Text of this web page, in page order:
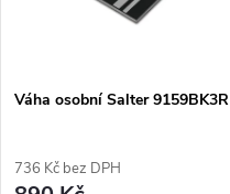
Váha osobní Salter 9159BK3R
736 Kč bez DPH